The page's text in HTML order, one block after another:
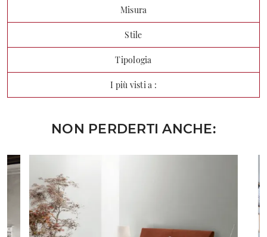
Misura
Stile
Tipologia
I più visti a :
NON PERDERTI ANCHE: